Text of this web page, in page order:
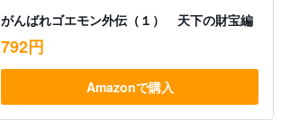
がんばれゴエモン外伝（１） 天下の財宝編
792円
Amazonで購入